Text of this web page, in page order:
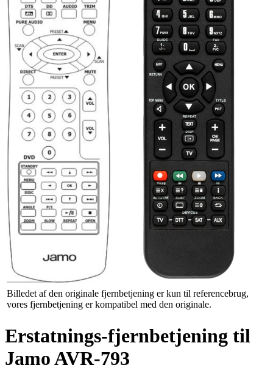
Billedet af den originale fjernbetjening er kun til referencebrug,
vores fjernbetjening er kompatibel med den originale.
Erstatnings-fjernbetjening til
Jamo AVR-793